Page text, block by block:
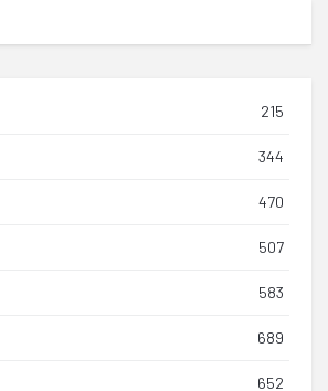
215
344
470
507
583
689
652